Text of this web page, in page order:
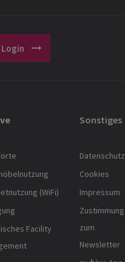
Login arrow_right_alt
(WiFi)
Facility
Sonstiges
Datenschutz
Cookies
Impressum
Zustimmung
zum
Newsletter